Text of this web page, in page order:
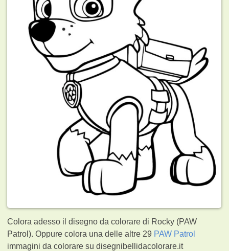
Colora adesso il disegno da colorare di Rocky (PAW
Patrol). Oppure colora una delle altre 29 PAW Patrol
immagini da colorare su disegnibellidacolorare.it